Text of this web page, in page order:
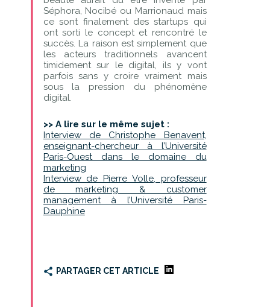
Séphora, Nocibé ou Marrionaud mais
ce sont finalement des startups qui
ont sorti le concept et rencontré le
succès. La raison est simplement que
les acteurs traditionnels avancent
timidement sur le digital, ils y vont
parfois sans y croire vraiment mais
sous la pression du phénomène
digital.
>> A lire sur le même sujet :
Interview de Christophe Benavent,
enseignant-chercheur à l’Université
Paris-Ouest dans le domaine du
marketing
Interview de Pierre Volle, professeur
de marketing & customer
management à l’Université Paris-
Dauphine
PARTAGER CET ARTICLE